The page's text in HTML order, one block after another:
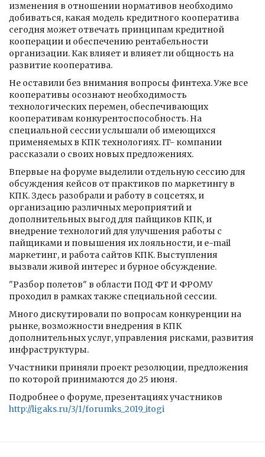
изменения в отношении нормативов необходимо
добиваться, какая модель кредитного кооператива
сегодня может отвечать принципам кредитной
кооперации и обеспечению рентабельности
организации. Как влияет и влияет ли общность на
развитие кооператива.
Не оставили без внимания вопросы финтеха. Уже все
кооперативы осознают необходимость
технологических перемен, обеспечивающих
кооперативам конкурентоспособность. На
специальной сессии услышали об имеющихся
применяемых в КПК технологиях. IT- компании
рассказали о своих новых предложениях.
Впервые на форуме выделили отдельную сессию для
обсуждения кейсов от практиков по маркетингу в
КПК. Здесь разобрали и работу в соцсетях, и
организацию различных мероприятий и
дополнительных выгод для пайщиков КПК, и
внедрение технологий для улучшения работы с
пайщиками и повышения их лояльности, и e-mail
маркетинг, и работа сайтов КПК. Выступления
вызвали живой интерес и бурное обсуждение.
"Разбор полетов" в области ПОД ФТ И ФРОМУ
проходил в рамках также специальной сессии.
Много дискутировали по вопросам конкуренции на
рынке, возможности внедрения в КПК
дополнительных услуг, управления рисками, развития
инфраструктуры.
Участники приняли проект резолюции, предложения
по которой принимаются до 25 июня.
Подробнее о форуме, презентациях участников
http://ligaks.ru/3/1/forumks_2019_itogi